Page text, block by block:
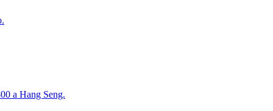
a Hang Seng.